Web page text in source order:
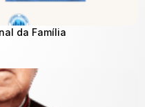
da Família